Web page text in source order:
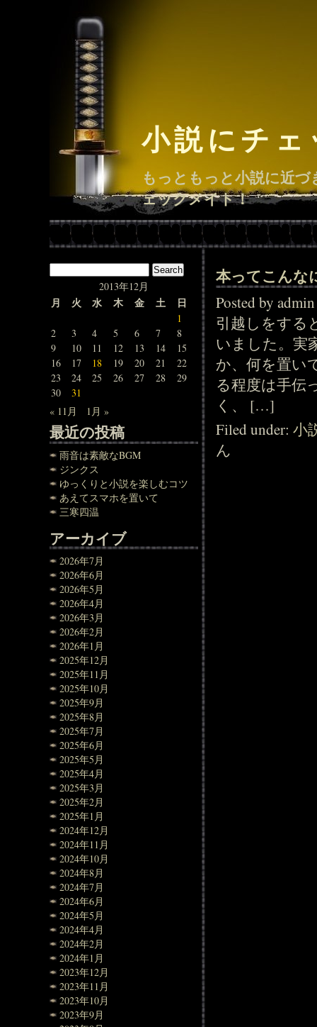
小説にチ
もっともっと小説に近
ェックメイト！
2013年12月
月 火 水 木 金 土 日
1
2
3 4 5 6 7
8
9
10 11 12 13 14
15
16
17 18 19 20 21
22
23
24 25 26 27 28
29
30
31
« 11月
1月 »
最近の投稿
雨音は素敵なBGM
ジンクス
ゆっくりと小説を楽しむコツ
あえてスマホを置いて
三寒四温
アーカイブ
2026年7月
2026年6月
2026年5月
2026年4月
2026年3月
2026年2月
2026年1月
2025年12月
2025年11月
2025年10月
2025年9月
2025年8月
2025年7月
2025年6月
2025年5月
2025年4月
2025年3月
2025年2月
2025年1月
2024年12月
2024年11月
2024年10月
2024年8月
2024年7月
2024年6月
2024年5月
2024年4月
2024年2月
2024年1月
2023年12月
2023年11月
2023年10月
2023年9月
本ってこんな
Posted by
引越しをする
いました。実
か、何を置い
る程度は手伝
く、 […]
Filed under:小
ん